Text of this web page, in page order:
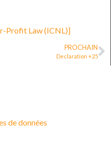
Profit Law (ICNL)]
PROCHAIN
Declaration +25
de données